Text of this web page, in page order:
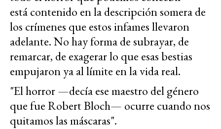
está contenido en la descripción somera de
los crímenes que estos infames llevaron
adelante. No hay forma de subrayar, de
remarcar, de exagerar lo que esas bestias
empujaron ya al límite en la vida real.
"El horror —decía ese maestro del género
que fue Robert Bloch— ocurre cuando nos
quitamos las máscaras".